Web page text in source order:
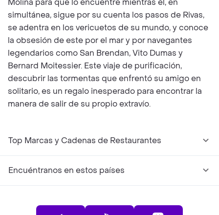
Molina para que lo encuentre mientras él, en
simultánea, sigue por su cuenta los pasos de Rivas,
se adentra en los vericuetos de su mundo, y conoce
la obsesión de este por el mar y por navegantes
legendarios como San Brendan, Vito Dumas y
Bernard Moitessier. Este viaje de purificación,
descubrir las tormentas que enfrentó su amigo en
solitario, es un regalo inesperado para encontrar la
manera de salir de su propio extravío.
Top Marcas y Cadenas de Restaurantes
Encuéntranos en estos países